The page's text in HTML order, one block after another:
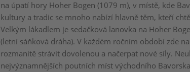
na úpatí hory Hoher Bogen (1079 m), v místě, kde
kultury a tradic se mnoho nabízí hlavně těm, kteří
Velkým lákadlem je sedačková lanovka na Hoher
(letní sáňková dráha). V každém ročním období zde
rozmanitě strávit dovolenou a načerpat nové síly.
nejvýznamnějších poutních míst východního